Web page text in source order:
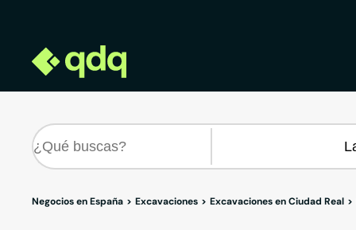
Negocios en España Excavaciones Excavaciones en Ciudad Real